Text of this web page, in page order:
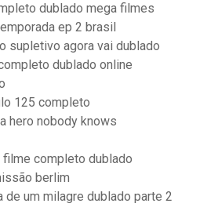
dublado mega filmes
ep 2 brasil
supletivo agora vai dublado
dublado online
125 completo
hero nobody knows
filme completo dublado
berlim
um milagre dublado parte 2